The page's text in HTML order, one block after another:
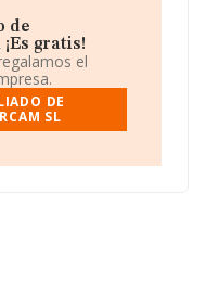
La sociedad no
empleados y
a disposición de
de empleados
oficinas, la empresa
de
gratis!
el
DE
SL